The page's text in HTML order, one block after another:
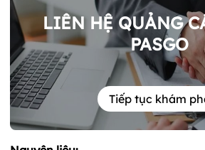
LIÊN HỆ QUẢNG
PASGO
Tiếp tục khám